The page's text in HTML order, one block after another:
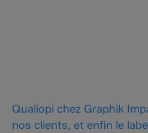
Qualiopi chez Graphik
nos clients, et enfin le